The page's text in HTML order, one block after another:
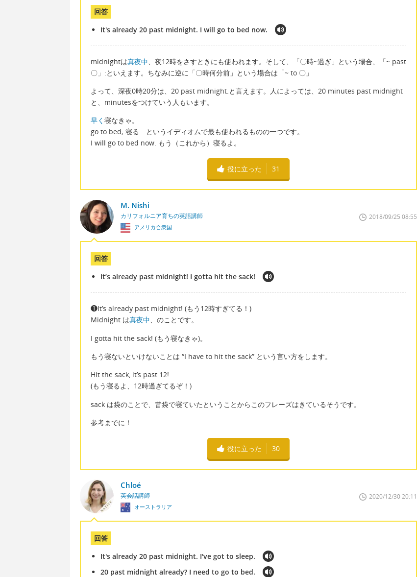
回答
It's already 20 past midnight. I will go to bed now.
midnightは真夜中 、夜12時をさすときにも使われます。そして、「〇時~過ぎ」という場合、「~ past
〇」:といえます。ちなみに逆に「〇時何分前」という場合は「~ to 〇」
よって、深夜0時20分は、20 past midnight.と言えます。人によっては、20 minutes past midnight
と、minutesをつけていう人もいます。
早く 寝なきゃ。
go to bed; 寝る というイディオムで最も使われるものの一つです。
I will go to bed now. もう（これから）寝るよ。
役に立った 31
M. Nishi
カリフォルニア育ちの英語講師
アメリカ合衆国
2018/09/25 08:55
回答
It’s already past midnight! I gotta hit the sack!
❶It’s already past midnight! (もう12時すぎてる！)
Midnight は真夜中、のことです。
I gotta hit the sack! (もう寝なきゃ)。
もう寝ないといけないことは “I have to hit the sack” という言い方をします。
Hit the sack, it’s past 12!
(もう寝るよ、12時過ぎてるぞ！)
sack は袋のことで、昔袋で寝ていたということからこのフレーズはきているそうです。
参考までに！
役に立った 30
Chloé
英会話講師
オーストラリア
2020/12/30 20:11
回答
It's already 20 past midnight. I've got to sleep.
20 past midnight already? I need to go to bed.